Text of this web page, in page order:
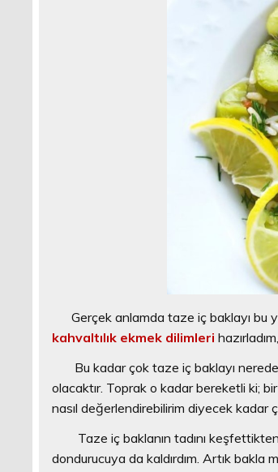
Gerçek anlamda taze iç baklayı bu
kahvaltılık ekmek dilimleri
Bu kadar çok taze iç baklayı
olacaktır. Toprak o kadar bereketli ki;
nasıl değerlendirebilirim diyecek kadar
Taze iç baklanın tadını keşfettikten
dondurucuya da kaldırdım. Artık bakla